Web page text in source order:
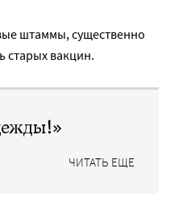
штаммы, существенно
вакцин.
ЧИТАТЬ ЕЩЕ